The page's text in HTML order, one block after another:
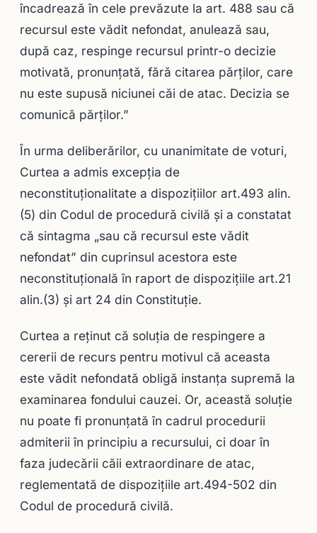
încadrează în cele prevăzute la art. 488 sau că
recursul este vădit nefondat, anulează sau,
după caz, respinge recursul printr-o decizie
motivată, pronunţată, fără citarea părţilor, care
nu este supusă niciunei căi de atac. Decizia se
comunică părţilor.”
În urma deliberărilor, cu unanimitate de voturi,
Curtea a admis excepția de
neconstituționalitate a dispoziţiilor art.493 alin.
(5) din Codul de procedură civilă și a constatat
că sintagma „sau că recursul este vădit
nefondat” din cuprinsul acestora este
neconstituţională în raport de dispozițiile art.21
alin.(3) și art 24 din Constituție.
Curtea a reținut că soluția de respingere a
cererii de recurs pentru motivul că aceasta
este vădit nefondată obligă instanța supremă la
examinarea fondului cauzei. Or, această soluție
nu poate fi pronunțată în cadrul procedurii
admiterii în principiu a recursului, ci doar în
faza judecării căii extraordinare de atac,
reglementată de dispozițiile art.494-502 din
Codul de procedură civilă.